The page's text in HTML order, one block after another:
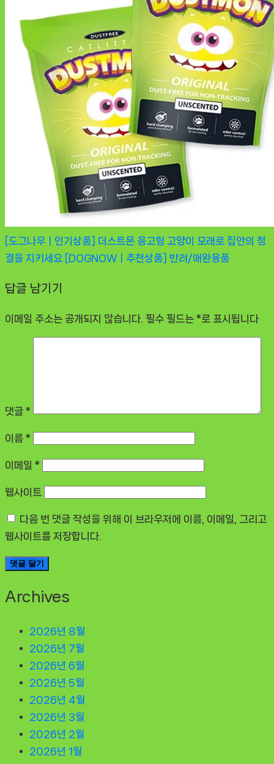
[도그나우ㅣ인기상품] 더스트몬 응고형 고양이 모래로 집안의 청
결을 지키세요 [DOGNOWㅣ추천상품]
반려/애완용품
답글 남기기
이메일 주소는 공개되지 않습니다. 필수 필드는 *로 표시됩니다
댓글 *
이름 *
이메일 *
웹사이트
다음 번 댓글 작성을 위해 이 브라우저에 이름, 이메일, 그리고
웹사이트를 저장합니다.
Archives
2026년 8월
2026년 7월
2026년 6월
2026년 5월
2026년 4월
2026년 3월
2026년 2월
2026년 1월